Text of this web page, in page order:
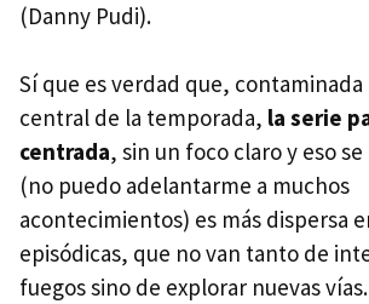
(Danny Pudi).
Sí que es verdad que,
central de la temporada, la serie
centrada, sin un foco claro y eso
(no puedo adelantarme a muchos
acontecimientos) es más dispersa
episódicas, que no van tanto de
fuegos sino de explorar nuevas